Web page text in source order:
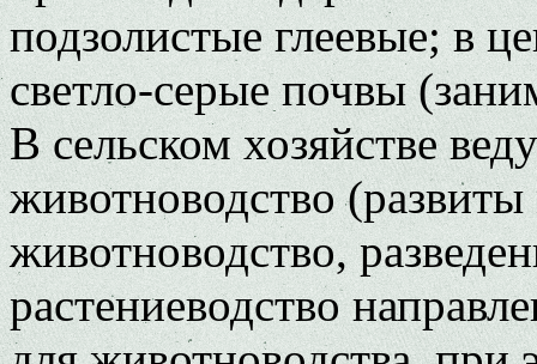
подзолистые глеевые; в
светло-серые почвы
В сельском хозяйстве
животноводство
животноводство,
растениеводство